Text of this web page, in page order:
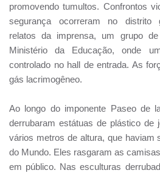
promovendo tumultos. Confrontos
segurança ocorreram no distrito
relatos da imprensa, um grupo
Ministério da Educação, onde
controlado no hall de entrada. As
gás lacrimogêneo.
Ao longo do imponente Paseo de
derrubaram estátuas de plástico de
vários metros de altura, que haviam
do Mundo. Eles rasgaram as
em público. Nas esculturas